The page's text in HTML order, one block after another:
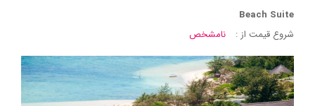
Beach Suite
شروع قیمت از :
نامشخص